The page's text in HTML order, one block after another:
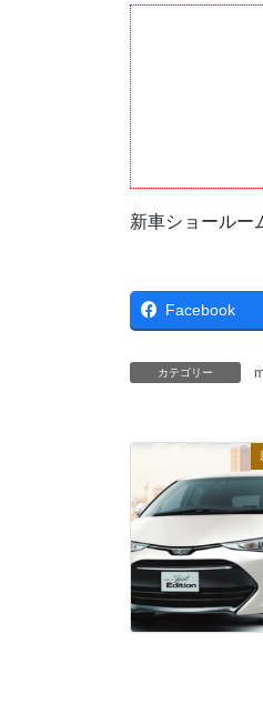
新車ショールー
Facebook
カテゴリー